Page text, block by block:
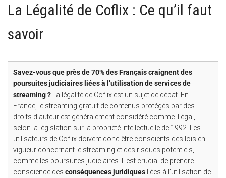
La Légalité de Coflix : Ce qu’il faut
savoir
Savez-vous que près de 70% des Français craignent des
poursuites judiciaires liées à l’utilisation de services de
streaming ? La légalité de Coflix est un sujet de débat. En
France, le streaming gratuit de contenus protégés par des
droits d’auteur est généralement considéré comme illégal,
selon la législation sur la propriété intellectuelle de 1992. Les
utilisateurs de Coflix doivent donc être conscients des lois en
vigueur concernant le streaming et des risques potentiels,
comme les poursuites judiciaires. Il est crucial de prendre
conscience des conséquences juridiques liées à l’utilisation de